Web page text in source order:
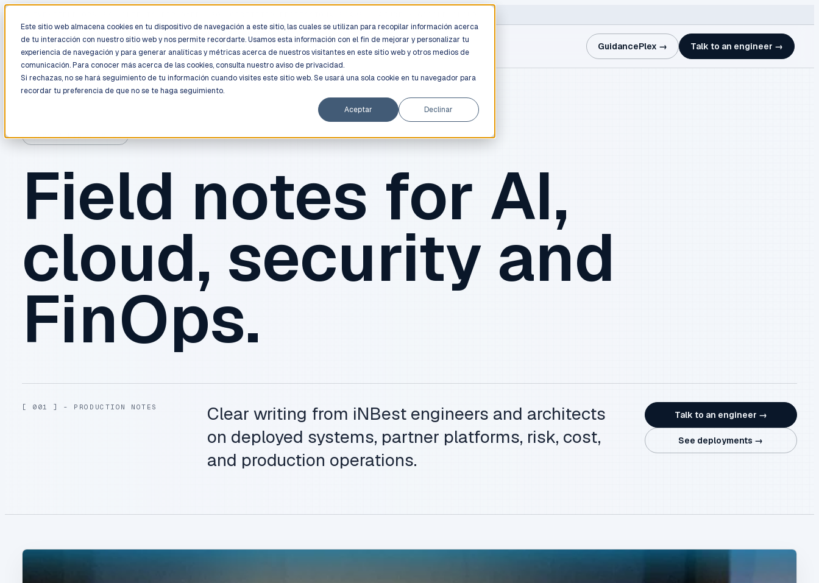
Este sitio web almacena cookies en tu dispositivo de navegación a este sitio, las cuales se utilizan para recopilar información acerca
de tu interacción con nuestro sitio web y nos permite recordarte. Usamos esta información con el fin de mejorar y personalizar tu
experiencia de navegación y para generar analíticas y métricas acerca de nuestros visitantes en este sitio web y otros medios de
comunicación. Para conocer más acerca de las cookies, consulta nuestro aviso de privacidad.
Si rechazas, no se hará seguimiento de tu información cuando visites este sitio web. Se usará una sola cookie en tu navegador para
recordar tu preferencia de que no se te haga seguimiento.
Aceptar
Declinar
Process Services GuidancePlex → Talk to an engineer →
BLOG / FIELD NOTES
Field notes for AI,
cloud, security and
FinOps.
[ 001 ] - PRODUCTION NOTES
Clear writing from iNBest engineers and architects
on deployed systems, partner platforms, risk, cost,
and production operations.
Talk to an engineer →
See deployments →